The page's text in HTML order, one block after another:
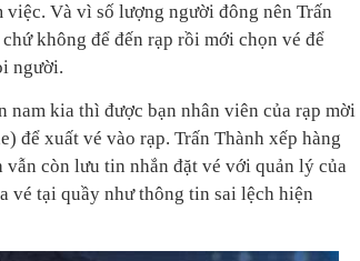
Và vì số lượng người đông nên Trấn
không để đến rạp rồi mới chọn vé để
người.
nam kia thì được bạn nhân viên của rạp mời
để xuất vé vào rạp. Trấn Thành xếp hàng
còn lưu tin nhắn đặt vé với quản lý của
vé tại quầy như thông tin sai lệch hiện